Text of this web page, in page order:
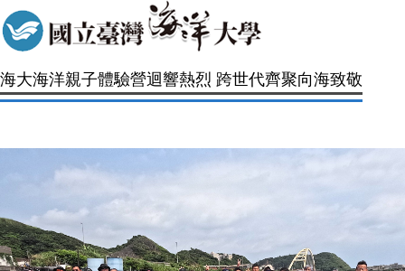
海大海洋親子體驗營迴響熱烈 跨世代齊聚向海致敬